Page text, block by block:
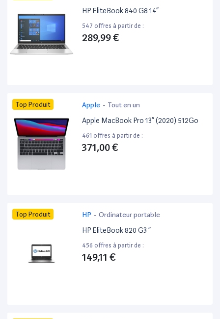
HP EliteBook 840 G8 14”
547 offres à partir de :
289,99 €
Top Produit Apple - Tout en un
Apple MacBook Pro 13” (2020) 512Go
461 offres à partir de :
371,00 €
Top Produit HP - Ordinateur portable
HP EliteBook 820 G3 ”
456 offres à partir de :
149,11 €